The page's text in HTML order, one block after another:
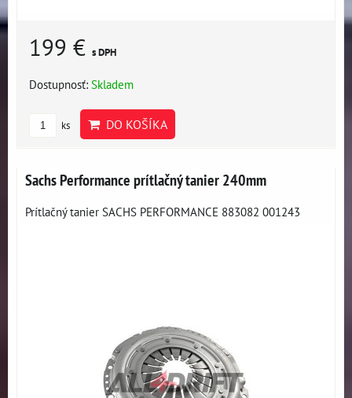
199 € s DPH
Dostupnosť: Skladem
ks DO KOŠÍKA
Sachs Performance prítlačný tanier 240mm
Prítlačný tanier SACHS PERFORMANCE 883082 001243